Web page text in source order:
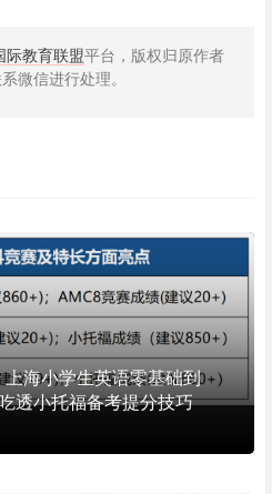
际教育联盟平台，版权归原作者
微信进行处理。
海小学生英语零基础到
透小托福备考提分技巧